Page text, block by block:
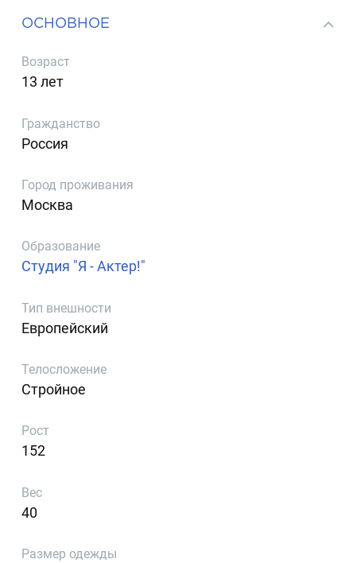
ОСНОВНОЕ
Возраст
13 лет
Гражданство
Россия
Город проживания
Москва
Образование
Студия "Я - Актер!"
Тип внешности
Европейский
Телосложение
Стройное
Рост
152
Вес
40
Размер одежды